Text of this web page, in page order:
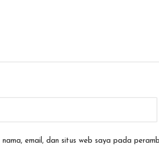
nama, email, dan situs web saya pada